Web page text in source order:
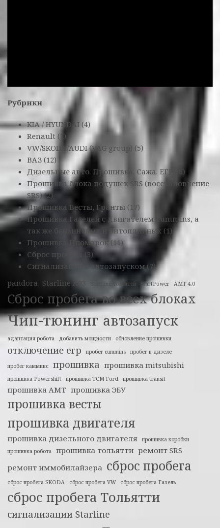
Рубрики
KIA / HYUNDAI (4)
Renault (1)
VW/SKODA/AUDI (VAG group) (5)
ВАЗ (12)
Дизельные авто. Прошивка. Сажа. ЕГР.
(6)
Прошивка блока подушек SRS (восстановление
SRS)(2)
Прошивка Весты, Гранты (17)
Прошивка Газелей с двигателем Cummins, а
так же бензиновых и битопливных (1)
Прошивка Иномарок (11)
Сброс пробега
(3)
Сигнализации с автозапуском(7)
pandora Starline A93 StarLine тольятти StartPower АМТ 4.0
Сброс пробега во всех блоках
Чип-тюнинг автозапуск
адаптация робота добавить мощности обновление прошивки
отключение егр пробег cummins пробег в дизеле
пробег камминс прошивка прошивка mitsubishi
прошивка Powershift прошивка TCM Ford прошивка transit
прошивка АМТ прошивка ЭБУ
прошивка весты
прошивка двигателя
прошивка дизельного двигателя
прошивка коробки
прошивка робота
прошивка тольятти ремонт SRS
ремонт иммобилайзера сброс пробега
сброс пробега SKODA сброс пробега VW сброс пробега Газель
сброс пробега Тольятти
сигнализации Starline